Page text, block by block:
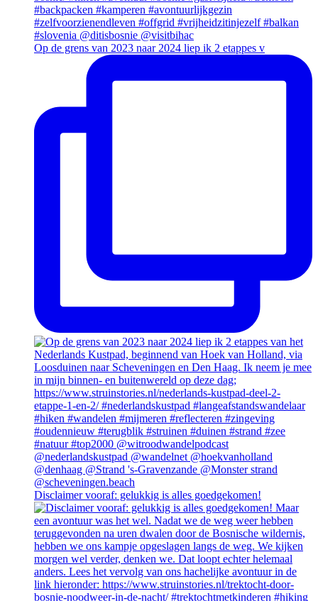
Op de grens van 2023 naar 2024 liep ik 2 etappes v
Disclaimer vooraf: gelukkig is alles goedgekomen!